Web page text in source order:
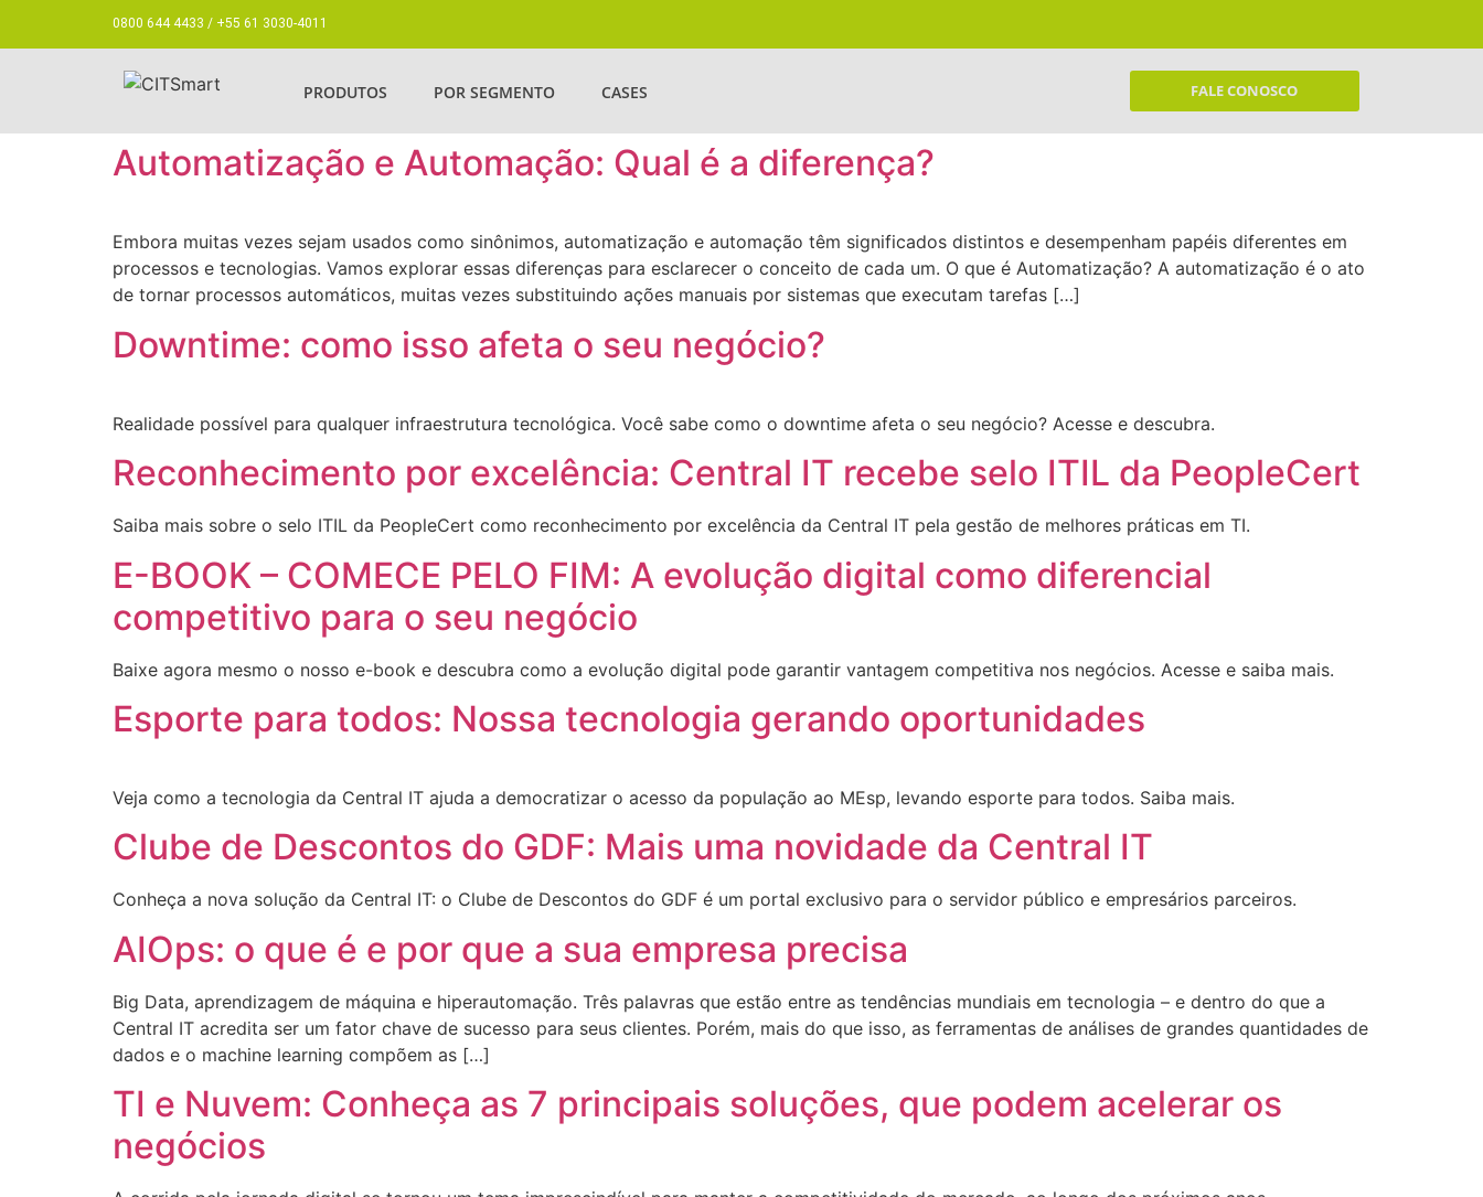
0800 644 4433 / +55 61 3030-4011
PRODUTOS POR SEGMENTO CASES FALE CONOSCO
Automatização e Automação: Qual é a diferença?
Embora muitas vezes sejam usados como sinônimos, automatização e automação têm significados distintos e desempenham papéis diferentes em
processos e tecnologias. Vamos explorar essas diferenças para esclarecer o conceito de cada um. O que é Automatização? A automatização é o ato
de tornar processos automáticos, muitas vezes substituindo ações manuais por sistemas que executam tarefas […]
Downtime: como isso afeta o seu negócio?
Realidade possível para qualquer infraestrutura tecnológica. Você sabe como o downtime afeta o seu negócio? Acesse e descubra.
Reconhecimento por excelência: Central IT recebe selo ITIL da PeopleCert
Saiba mais sobre o selo ITIL da PeopleCert como reconhecimento por excelência da Central IT pela gestão de melhores práticas em TI.
E-BOOK – COMECE PELO FIM: A evolução digital como diferencial
competitivo para o seu negócio
Baixe agora mesmo o nosso e-book e descubra como a evolução digital pode garantir vantagem competitiva nos negócios. Acesse e saiba mais.
Esporte para todos: Nossa tecnologia gerando oportunidades
Veja como a tecnologia da Central IT ajuda a democratizar o acesso da população ao MEsp, levando esporte para todos. Saiba mais.
Clube de Descontos do GDF: Mais uma novidade da Central IT
Conheça a nova solução da Central IT: o Clube de Descontos do GDF é um portal exclusivo para o servidor público e empresários parceiros.
AIOps: o que é e por que a sua empresa precisa
Big Data, aprendizagem de máquina e hiperautomação. Três palavras que estão entre as tendências mundiais em tecnologia – e dentro do que a
Central IT acredita ser um fator chave de sucesso para seus clientes. Porém, mais do que isso, as ferramentas de análises de grandes quantidades de
dados e o machine learning compõem as […]
TI e Nuvem: Conheça as 7 principais soluções, que podem acelerar os
negócios